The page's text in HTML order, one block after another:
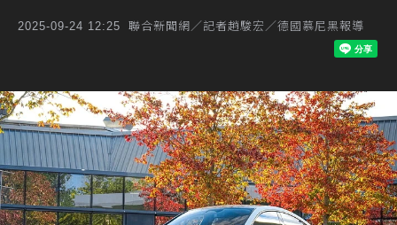
2025-09-24 12:25 聯合新聞網／記者趙駿宏／德國慕尼黑報導